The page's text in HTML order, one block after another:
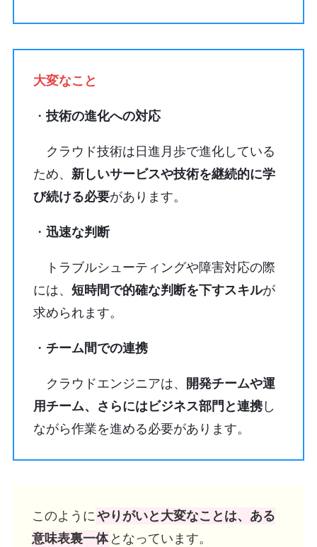
大変なこと
・ 技術の進化への対応
クラウド技術は日進月歩で進化している
ため、 新しいサービスや技術を継続的に学
び続ける必要があります。
・ 迅速な判断
トラブルシューティングや障害対応の際
には、 短時間で的確な判断を下すスキルが
求められます。
・ チーム間での連携
クラウドエンジニアは、
開発チームや運
用チーム、さらにはビジネス部門と連携し
ながら作業を進める必要があります。
このようにやりがいと大変なことは、ある
意味表裏一体 となっています。